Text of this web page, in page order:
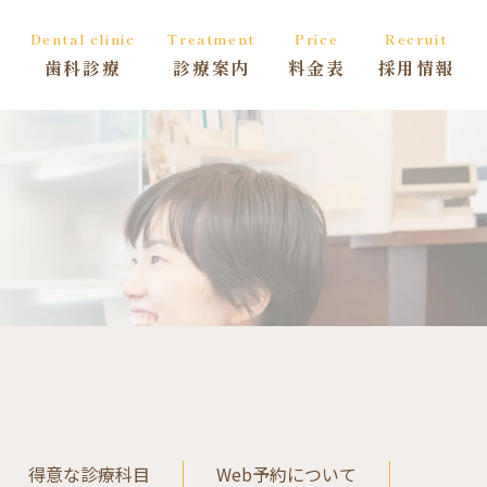
Dental clinic
歯科診療
Treatment
診療案内
Price
料金表
Recruit
採用情報
得意な診療科目 Web予約について